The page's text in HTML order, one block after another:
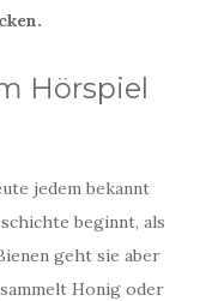
Hörspiel
jedem bekannt
beginnt, als
geht sie aber
Honig oder